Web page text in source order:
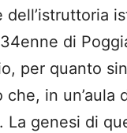
di
per quanto
che, in
genesi di